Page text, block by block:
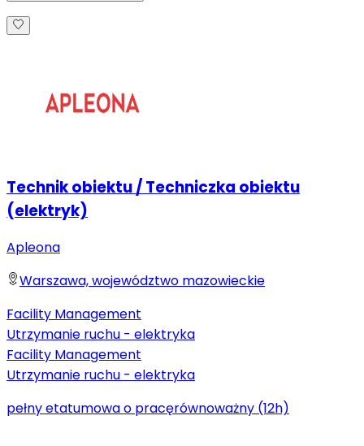
Technik obiektu / Techniczka obiektu
(elektryk)
Apleona
Warszawa, województwo mazowieckie
Facility Management
Utrzymanie ruchu - elektryka
Facility Management
Utrzymanie ruchu - elektryka
pełny etatumowa o pracęrównoważny (12h)